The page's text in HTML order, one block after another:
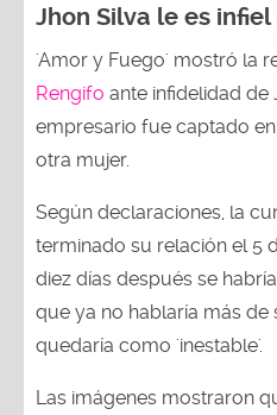
Jhon Silva le es
'Amor y Fuego' mostró la
Rengifo ante infidelidad de
empresario fue captado
otra mujer.
Según declaraciones, la
terminado su relación el 5
diez días después se
que ya no hablaría más de
quedaría como 'inestable'.
Las imágenes mostraron